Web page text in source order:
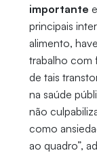
importante
principais
alimento,
trabalho com
de tais
na saúde
não
como
ao quadro”,